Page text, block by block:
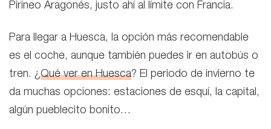
Pirineo Aragonés, justo ahí al límite con Francia.
Para llegar a Huesca, la opción más recomendable
es el coche, aunque también puedes ir en autobús o
tren. ¿Qué ver en Huesca? El periodo de invierno te
da muchas opciones: estaciones de esquí, la capital,
algún pueblecito bonito…